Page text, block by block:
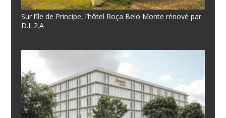
Sur l’île de Principe, l’hôtel Roça Belo Monte rénové par
D.L.2.A